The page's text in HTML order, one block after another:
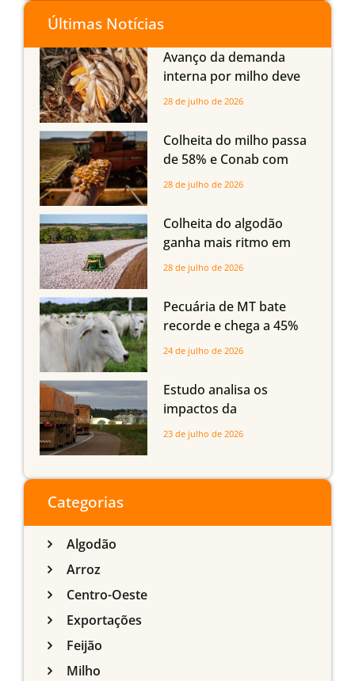
Últimas Notícias
Avanço da demanda
interna por milho deve
compensar aumento da
em Mato Grosso, aponta
Imea
28 de julho de 2026
Colheita do milho passa
de 58% e Conab com
boas produtividades em
quedas em Tocantins,
Maranhão e Piauí
28 de julho de 2026
Colheita do algodão
ganha mais ritmo em
Mato Grosso, Mato
Maranhão
28 de julho de 2026
Pecuária de MT bate
recorde e chega a 45%
dos bovinos abatidos
24 de julho de 2026
Estudo analisa os
impactos da
infraestrutura logística
do Sul
23 de julho de 2026
Categorias
Algodão
Arroz
Centro-Oeste
Exportações
Feijão
Milho